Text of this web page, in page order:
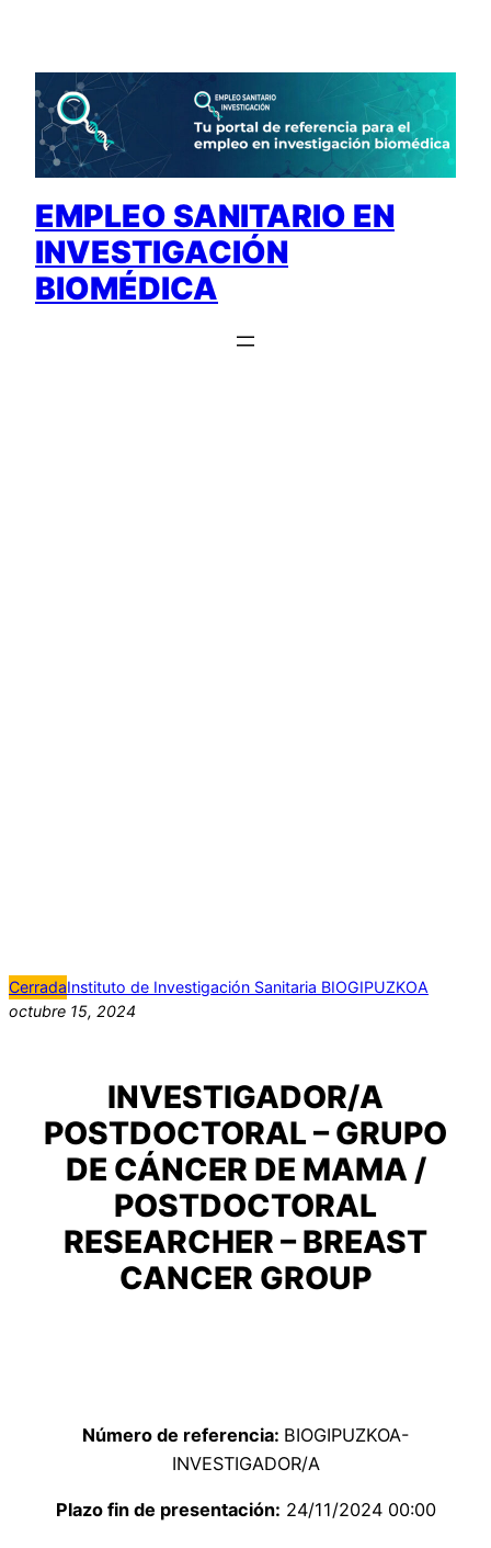
contenido
EMPLEO SANITARIO EN
INVESTIGACIÓN
BIOMÉDICA
CerradaInstituto de Investigación Sanitaria BIOGIPUZKOA
octubre 15, 2024
INVESTIGADOR/A
POSTDOCTORAL – GRUPO
DE CÁNCER DE MAMA /
POSTDOCTORAL
RESEARCHER – BREAST
CANCER GROUP
Número de referencia: BIOGIPUZKOA-
INVESTIGADOR/A
Plazo fin de presentación: 24/11/2024 00:00